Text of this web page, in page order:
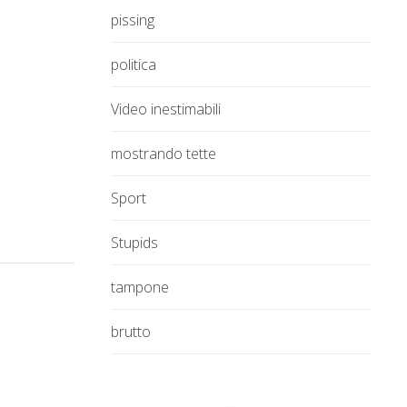
pissing
politica
Video inestimabili
mostrando tette
Sport
Stupids
tampone
brutto